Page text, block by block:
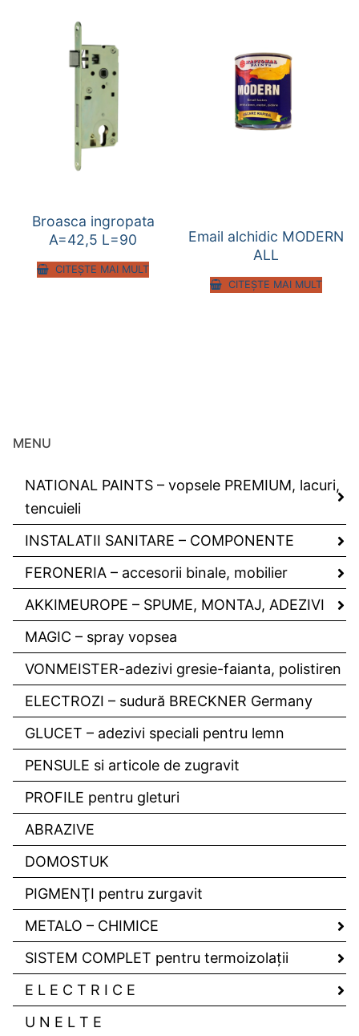
Broasca ingropata
A=42,5 L=90
CITEȘTE MAI MULT
Email alchidic MODERN
ALL
CITEȘTE MAI MULT
MENU
NATIONAL PAINTS – vopsele PREMIUM, lacuri,
tencuieli
INSTALATII SANITARE – COMPONENTE
FERONERIA – accesorii binale, mobilier
AKKIMEUROPE – SPUME, MONTAJ, ADEZIVI
MAGIC – spray vopsea
VONMEISTER-adezivi gresie-faianta, polistiren
ELECTROZI – sudură BRECKNER Germany
GLUCET – adezivi speciali pentru lemn
PENSULE si articole de zugravit
PROFILE pentru gleturi
ABRAZIVE
DOMOSTUK
PIGMENŢI pentru zurgavit
METALO – CHIMICE
SISTEM COMPLET pentru termoizolaţii
E L E C T R I C E
U N E L T E